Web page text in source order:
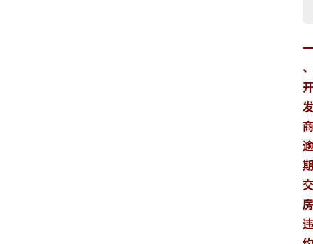
一
、
开
发
商
逾
期
交
房
违